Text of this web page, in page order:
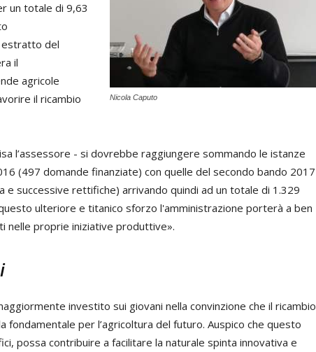
Nicola Caputo
un totale di 9,63
estratto del
il
agricole
il ricambio
l’assessore - si dovrebbe raggiungere sommando le istanze
(497 domande finanziate) con quelle del secondo bando 2017
e successive rettifiche) arrivando quindi ad un totale di 1.329
ulteriore e titanico sforzo l'amministrazione porterà a ben
nelle proprie iniziative produttive».
investito sui giovani nella convinzione che il ricambio
fondamentale per l’agricoltura del futuro. Auspico che questo
possa contribuire a facilitare la naturale spinta innovativa e